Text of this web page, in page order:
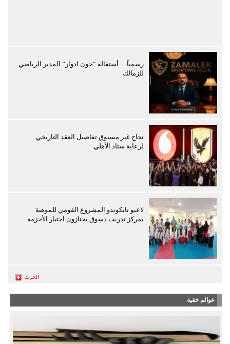
رسمياً… أستقالة “جون ادوار” المدير الرياضي
للزمالك
نجاح غير مسبوق تفاصيل العقد التاريخي
لرعاية ستاد الأهلي
لاعبو تايكوندو المشروع القومي للموهبة
بمركز تدريب دسوق يجتازون اختبار الأحزمة
عوالم خفية